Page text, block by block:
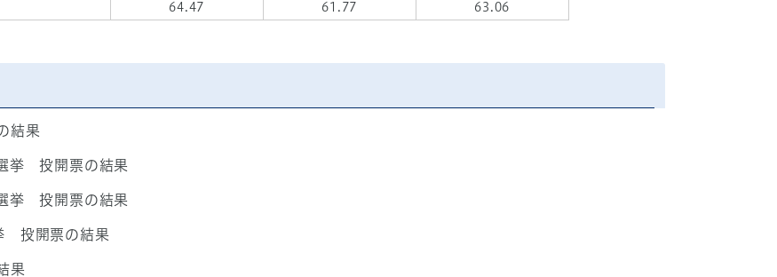
64.47 61.77 63.06
結果
挙 投開票の結果
挙 投開票の結果
投開票の結果
果